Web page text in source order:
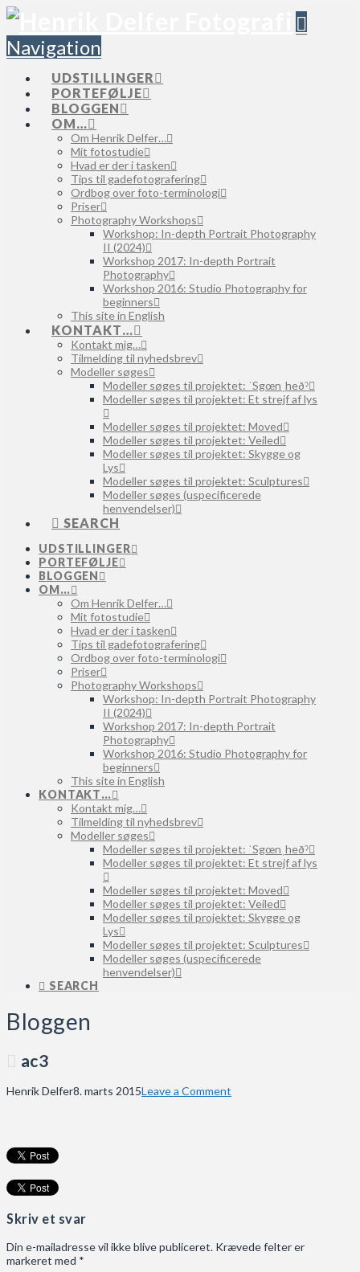
Navigation
UDSTILLINGER
PORTEFØLJE
BLOGGEN
OM…
Om Henrik Delfer…
Mit fotostudie
Hvad er der i tasken
Tips til gadefotografering
Ordbog over foto-terminologi
Priser
Photography Workshops
Workshop: In-depth Portrait Photography
II (2024)
Workshop 2017: In-depth Portrait
Photography
Workshop 2016: Studio Photography for
beginners
This site in English
KONTAKT…
Kontakt mig…
Tilmelding til nyhedsbrev
Modeller søges
Modeller søges til projektet: ˈSgœnˌheðˀ
Modeller søges til projektet: Et strejf af lys
Modeller søges til projektet: Moved
Modeller søges til projektet: Veiled
Modeller søges til projektet: Skygge og
Lys
Modeller søges til projektet: Sculptures
Modeller søges (uspecificerede
henvendelser)
SEARCH
UDSTILLINGER
PORTEFØLJE
BLOGGEN
OM…
Om Henrik Delfer…
Mit fotostudie
Hvad er der i tasken
Tips til gadefotografering
Ordbog over foto-terminologi
Priser
Photography Workshops
Workshop: In-depth Portrait Photography
II (2024)
Workshop 2017: In-depth Portrait
Photography
Workshop 2016: Studio Photography for
beginners
This site in English
KONTAKT…
Kontakt mig…
Tilmelding til nyhedsbrev
Modeller søges
Modeller søges til projektet: ˈSgœnˌheðˀ
Modeller søges til projektet: Et strejf af lys
Modeller søges til projektet: Moved
Modeller søges til projektet: Veiled
Modeller søges til projektet: Skygge og
Lys
Modeller søges til projektet: Sculptures
Modeller søges (uspecificerede
henvendelser)
SEARCH
Bloggen
ac3
Henrik Delfer8. marts 2015Leave a Comment
Skriv et svar
Din e-mailadresse vil ikke blive publiceret. Krævede felter er
markeret med *